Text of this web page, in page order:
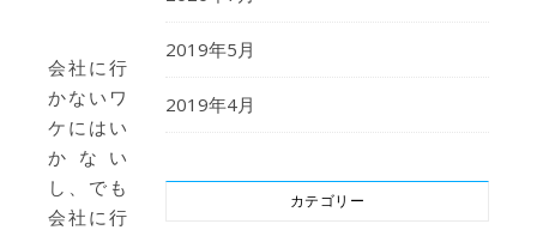
会社に行
かないワ
ケにはい
かない
し、でも
会社に行
2019年5月
2019年4月
カテゴリー